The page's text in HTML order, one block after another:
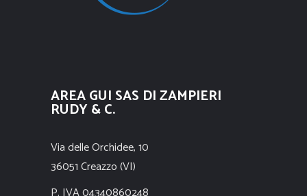
AREA GUI SAS DI ZAMPIERI
RUDY & C.
Via delle Orchidee, 10
36051 Creazzo (VI)